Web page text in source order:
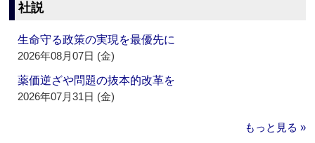
社説
生命守る政策の実現を最優先に
2026年08月07日 (金)
薬価逆ざや問題の抜本的改革を
2026年07月31日 (金)
もっと見る »